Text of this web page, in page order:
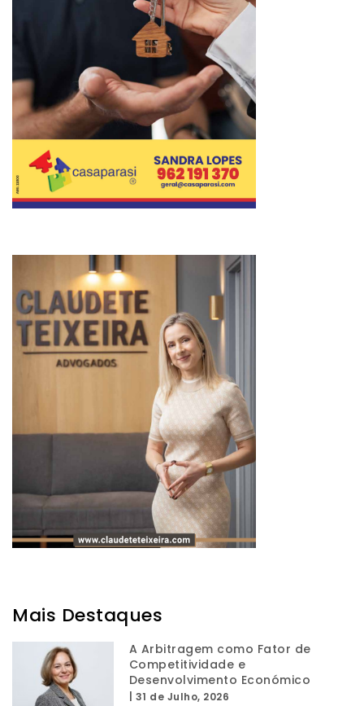
Mais Destaques
A Arbitragem como Fator de
Competitividade e
Desenvolvimento Económico
31 de Julho, 2026